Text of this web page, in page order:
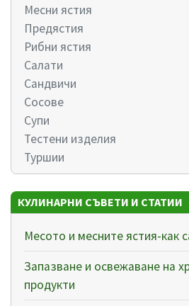
Месни ястия
Предястия
Рибни ястия
Салати
Сандвичи
Сосове
Супи
Тестени изделия
Туршии
КУЛИНАРНИ СЪВЕТИ И СТАТИИ
Месото и месните ястия-как
Запазване и освежаване на
продукти